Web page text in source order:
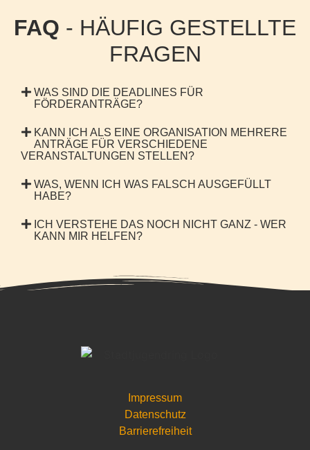
FAQ - HÄUFIG GESTELLTE
FRAGEN
WAS SIND DIE DEADLINES FÜR
FÖRDERANTRÄGE?
KANN ICH ALS EINE ORGANISATION MEHRERE
ANTRÄGE FÜR VERSCHIEDENE
VERANSTALTUNGEN STELLEN?
WAS, WENN ICH WAS FALSCH AUSGEFÜLLT
HABE?
ICH VERSTEHE DAS NOCH NICHT GANZ - WER
KANN MIR HELFEN?
Impressum
Datenschutz
Barrierefreiheit